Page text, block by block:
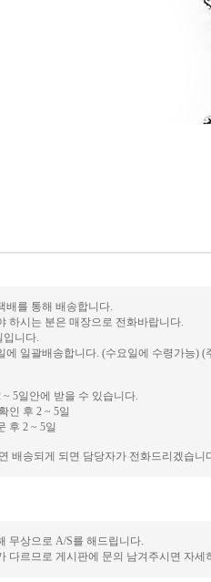
배를 통해 배송합니다.
하시는 분은 매장으로 전화바랍니다.
입니다.
에 일괄배송합니다. (수요일에 수령가능)
5일안에 받을 수 있습니다.
인 후 2 ~ 5일
후 2 ~ 5일
배송되게 되면 담당자가 전화드리겠습니
무상으로 A/S를 해드립니다.
다르므로 게시판에 문의 남겨주시면 자세